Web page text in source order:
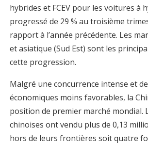
hybrides et FCEV pour les voitures à
progressé de 29 % au troisième
rapport à l’année précédente. Les
et asiatique (Sud Est) sont les
cette progression.
Malgré une concurrence intense et
économiques moins favorables, la
position de premier marché mondial.
chinoises ont vendu plus de 0,13
hors de leurs frontières soit quatre